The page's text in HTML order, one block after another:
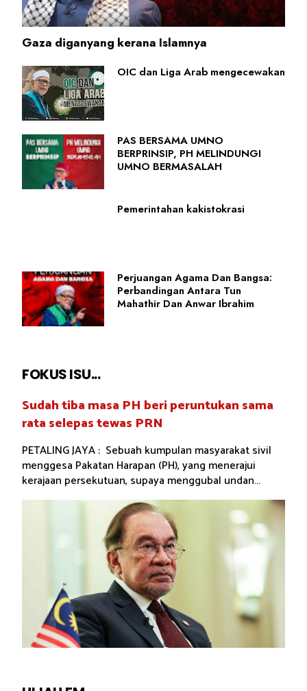
Gaza diganyang kerana Islamnya
OIC dan Liga Arab mengecewakan
PAS BERSAMA UMNO
BERPRINSIP, PH MELINDUNGI
UMNO BERMASALAH
Pemerintahan kakistokrasi
Perjuangan Agama Dan Bangsa:
Perbandingan Antara Tun
Mahathir Dan Anwar Ibrahim
FOKUS ISU...
Sudah tiba masa PH beri peruntukan sama
rata selepas tewas PRN
PETALING JAYA : Sebuah kumpulan masyarakat sivil
menggesa Pakatan Harapan (PH), yang menerajui
kerajaan persekutuan, supaya menggubal undan...